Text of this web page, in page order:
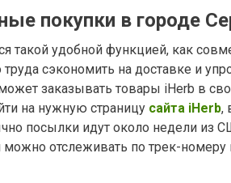
покупки в городе
такой удобной функцией, как
сэкономить на доставке и
заказывать товары iHerb в
на нужную страницу сайта iHerb,
посылки идут около недели из
отслеживать по трек-